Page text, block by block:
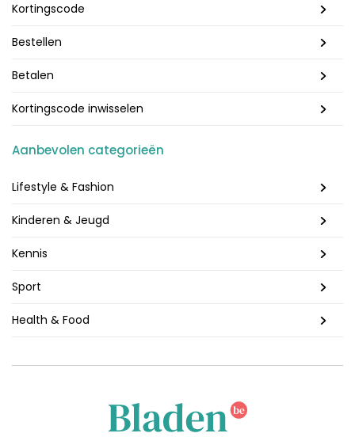
Kortingscode
Bestellen
Betalen
Kortingscode inwisselen
Aanbevolen categorieën
Lifestyle & Fashion
Kinderen & Jeugd
Kennis
Sport
Health & Food